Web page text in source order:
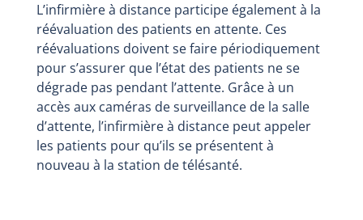
L’infirmière à distance participe également à la
réévaluation des patients en attente. Ces
réévaluations doivent se faire périodiquement
pour s’assurer que l’état des patients ne se
dégrade pas pendant l’attente. Grâce à un
accès aux caméras de surveillance de la salle
d’attente, l’infirmière à distance peut appeler
les patients pour qu’ils se présentent à
nouveau à la station de télésanté.